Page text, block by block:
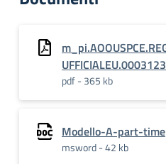
pdf - 365 kb
Modello-A-part-time
msword - 42 kb